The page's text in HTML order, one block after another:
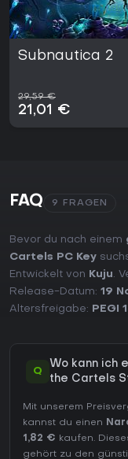
Subnautica 2
29,59 €
21,01 €
FAQ 9 FRAGEN
Bevor du nach einem
Cartels PC Key
Entwickelt von
Kuju.
Release-Datum: 19
Altersfreigabe:
PEGI
Q
Wo kann ich
the Cartels
Mit unserem
kannst du einen
1,82 € kaufen.
gehört zu den